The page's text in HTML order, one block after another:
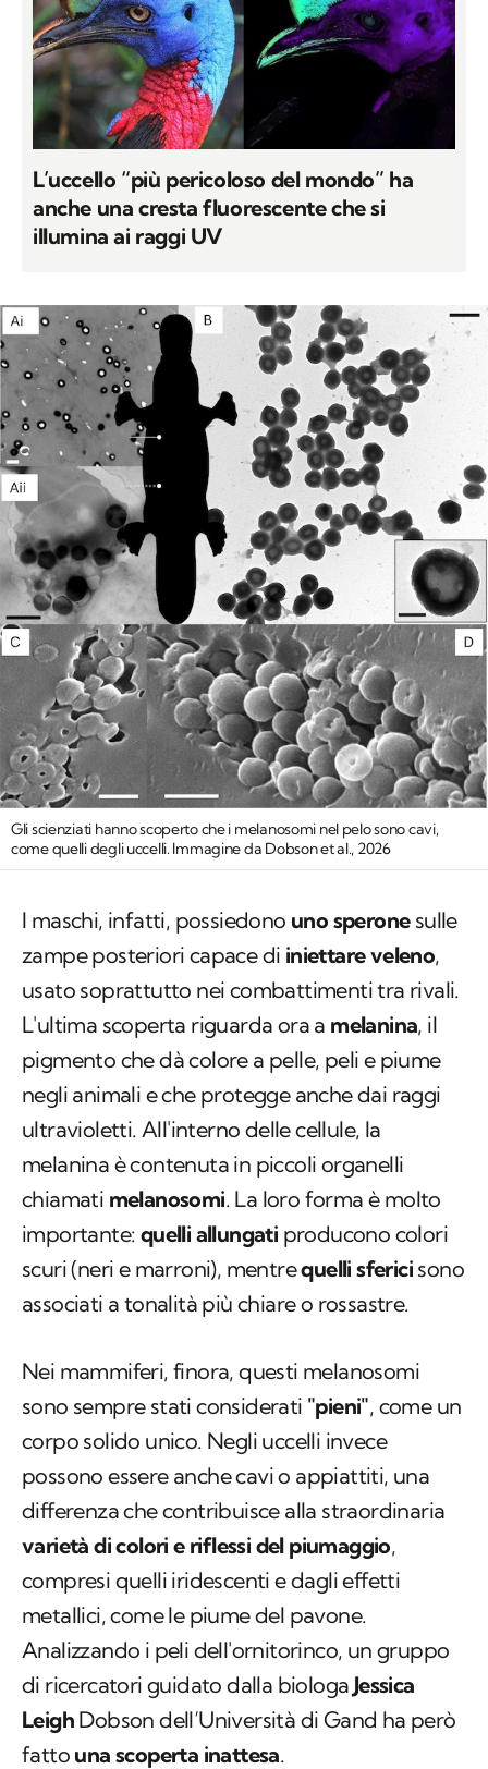
L’uccello “più pericoloso del mondo” ha
anche una cresta fluorescente che si
illumina ai raggi UV
Gli scienziati hanno scoperto che i melanosomi nel pelo sono cavi,
come quelli degli uccelli. Immagine da Dobson et al., 2026
I maschi, infatti, possiedono uno speronesulle
zampe posteriori capace di iniettare veleno,
usato soprattutto nei combattimenti tra rivali.
L'ultima scoperta riguarda ora a melanina, il
pigmento che dà colore a pelle, peli e piume
negli animali e che protegge anche dai raggi
ultravioletti. All'interno delle cellule, la
melanina è contenuta in piccoli organelli
chiamati melanosomi. La loro forma è molto
importante: quelli allungati producono colori
scuri (neri e marroni), mentrequelli sferici sono
associati a tonalità più chiare o rossastre.
Nei mammiferi, finora, questi melanosomi
sono sempre stati considerati "pieni", come un
corpo solido unico. Negli uccelli invece
possono essere anche cavi o appiattiti, una
differenza che contribuisce alla straordinaria
varietà di colori e riflessi del piumaggio,
compresi quelli iridescenti e dagli effetti
metallici, come le piume del pavone.
Analizzando i peli dell'ornitorinco, un gruppo
di ricercatori guidato dalla biologa Jessica
Leigh Dobson dell’Università di Gand ha però
fatto una scoperta inattesa.